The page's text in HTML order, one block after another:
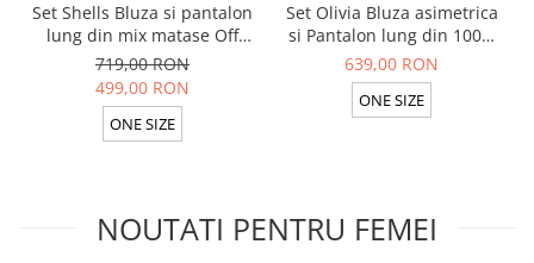
Set Shells Bluza si pantalon
lung din mix matase Off
White/ Black
719,00 RON
499,00 RON
ONE SIZE
Set Olivia Bluza asimetrica
si Pantalon lung din 100%
in Taupe
639,00 RON
ONE SIZE
NOUTATI PENTRU FEMEI